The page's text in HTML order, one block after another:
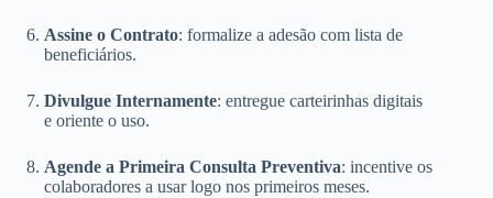
Assine o Contrato: formalize a adesão com lista de
beneficiários.
Divulgue Internamente: entregue carteirinhas digitais
e oriente o uso.
Agende a Primeira Consulta Preventiva: incentive os
colaboradores a usar logo nos primeiros meses.